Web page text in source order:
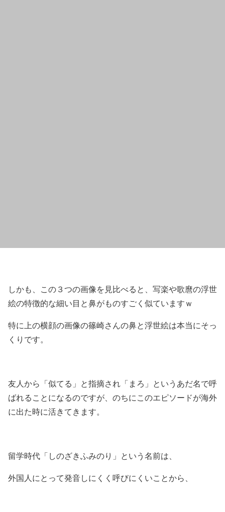
しかも、この３つの画像を見比べると、写楽や歌麿の浮世
絵の特徴的な細い目と鼻がものすごく似ていますｗ
特に上の横顔の画像の篠崎さんの鼻と浮世絵は本当にそっ
くりです。
友人から「似てる」と指摘され「まろ」というあだ名で呼
ばれることになるのですが、のちにこのエピソードが海外
に出た時に活きてきます。
留学時代「しのざきふみのり」という名前は、
外国人にとって発音しにくく呼びにくいことから、